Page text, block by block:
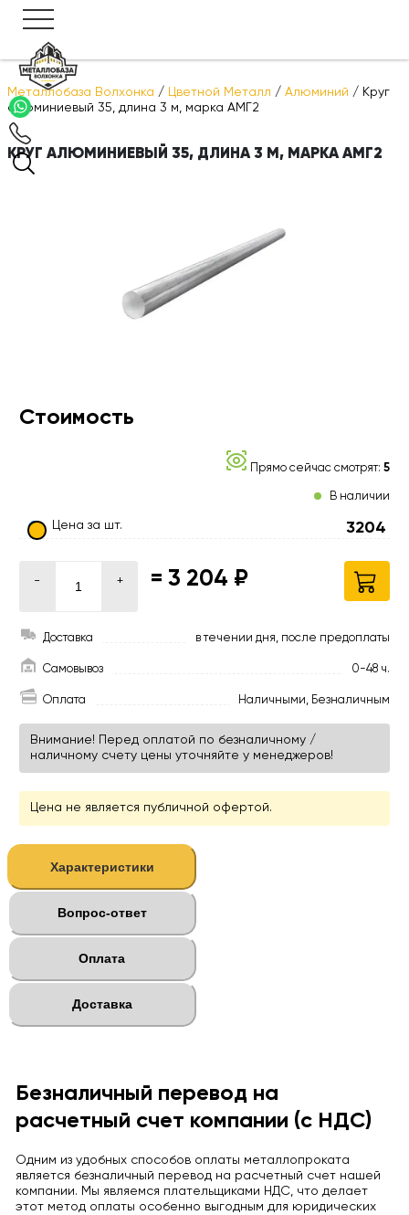
Металлобаза Волхонка / Цветной Металл / Алюминий / Круг
алюминиевый 35, длина 3 м, марка АМГ2
КРУГ АЛЮМИНИЕВЫЙ 35, ДЛИНА 3 М, МАРКА АМГ2
Стоимость
Прямо сейчас смотрят:5
В наличии
Цена за шт. 3204
- + = 3 204 ₽
Доставка в течении дня, после предоплаты
Самовывоз 0-48 ч.
Оплата Наличными, Безналичным
Внимание! Перед оплатой по безналичному /
наличному счету цены уточняйте у менеджеров!
Цена не является публичной офертой.
Характеристики
Вопрос-ответ
Оплата
Доставка
Безналичный перевод на
расчетный счет компании (с НДС)
Одним из удобных способов оплаты металлопроката
является безналичный перевод на расчетный счет нашей
компании. Мы являемся плательщиками НДС, что делает
этот метод оплаты особенно выгодным для юридических